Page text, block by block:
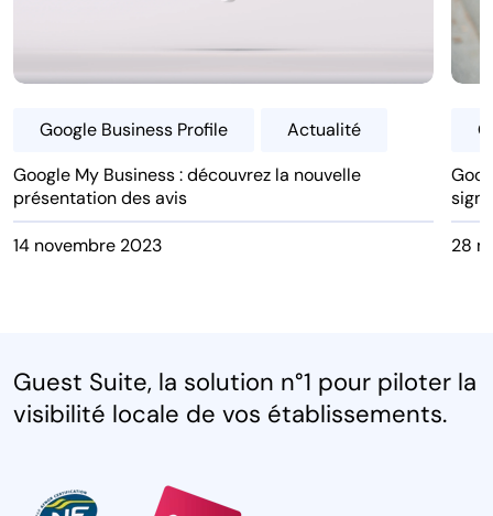
Google Business Profile
Actualité
Google My Business : découvrez la nouvelle
présentation des avis
14 novembre 2023 28
Guest Suite, la solution n°1 pour piloter la
visibilité locale de vos établissements.